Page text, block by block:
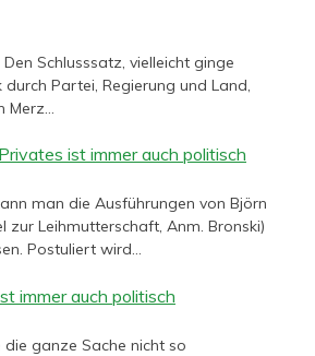
Schlusssatz, vielleicht ginge
durch Partei, Regierung und Land,
Merz…
Privates ist immer auch politisch
man die Ausführungen von Björn
zur Leihmutterschaft, Anm. Bronski)
Postuliert wird…
immer auch politisch
ganze Sache nicht so